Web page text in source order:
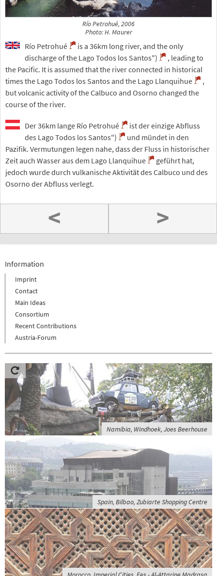
Río Petrohué, 2006
Photo: H. Maurer
Río Petrohué
is a 36km long river, and the only
discharge of the Lago Todos los Santos")
, leading to
the Pacific. It is assumed that the river connected in historical
times the Lago Todos los Santos and the Lago Llanquihue
,
but volcanic activity of the Calbuco and Osorno changed the
course of the river.
Der 36km lange Río Petrohué
ist der einzige Abfluss
des Lago Todos los Santos")
und mündet in den
Pazifik. Vermutungen legen nahe, dass der Fluss in historischer
Zeit auch Wasser aus dem Lago Llanquihue
geführt hat,
jedoch wurde durch vulkanische Aktivität des Calbuco und des
Osorno der Abfluss verlegt.
< >
Information
Imprint
Contact
Main Ideas
Consortium
Recent Contributions
Austria-Forum
Namibia, Windhoek, Joes Beerhouse
Spain, Bilbao, Zubiarte Shopping Centre